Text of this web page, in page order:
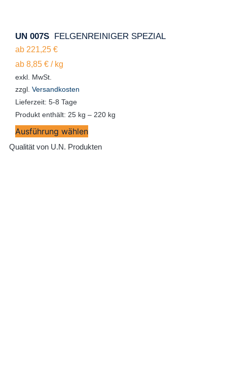
UN 007S FELGENREINIGER SPEZIAL
ab 221,25 €
ab 8,85 €/ kg
exkl. MwSt.
zzgl. Versandkosten
Lieferzeit: 5-8 Tage
Produkt enthält: 25 kg – 220 kg
Ausführung wählen
Qualität von U.N. Produkten